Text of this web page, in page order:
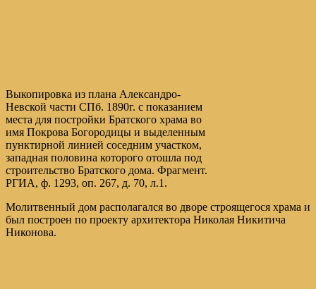
Выкопировка из плана Александро-
Невской части СПб. 1890г. с показанием
места для постройки Братского храма во
имя Покрова Богородицы и выделенным
пунктирной линией соседним участком,
западная половина которого отошла под
строительство Братского дома. Фрагмент.
РГИА, ф. 1293, оп. 267, д. 70, л.1.
Молитвенный дом располагался во дворе строящегося храма и
был построен по проекту архитектора Николая Никитича
Никонова.